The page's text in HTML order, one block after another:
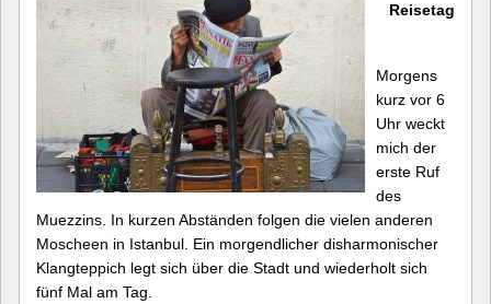
Reisetag
Morgens
kurz vor 6
Uhr weckt
mich der
erste Ruf
des
Muezzins. In kurzen Abständen folgen die vielen anderen
Moscheen in Istanbul. Ein morgendlicher disharmonischer
Klangteppich legt sich über die Stadt und wiederholt sich
fünf Mal am Tag.